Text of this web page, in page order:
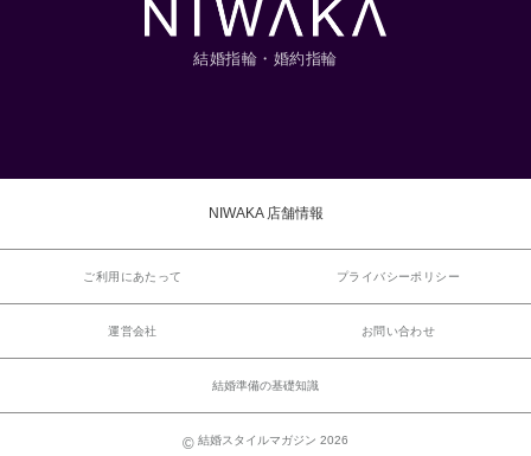
結婚指輪・婚約指輪
NIWAKA 店舗情報
ご利用にあたって プライバシーポリシー
運営会社 お問い合わせ
結婚準備の基礎知識
© 結婚スタイルマガジン 2026